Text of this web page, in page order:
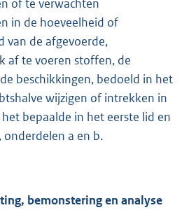
of te verwachten
in de hoeveelheid of
van de afgevoerde,
af te voeren stoffen, de
beschikkingen, bedoeld in het
wijzigen of intrekken in
bepaalde in het eerste lid en
onderdelen a en b.
bemonstering en analyse